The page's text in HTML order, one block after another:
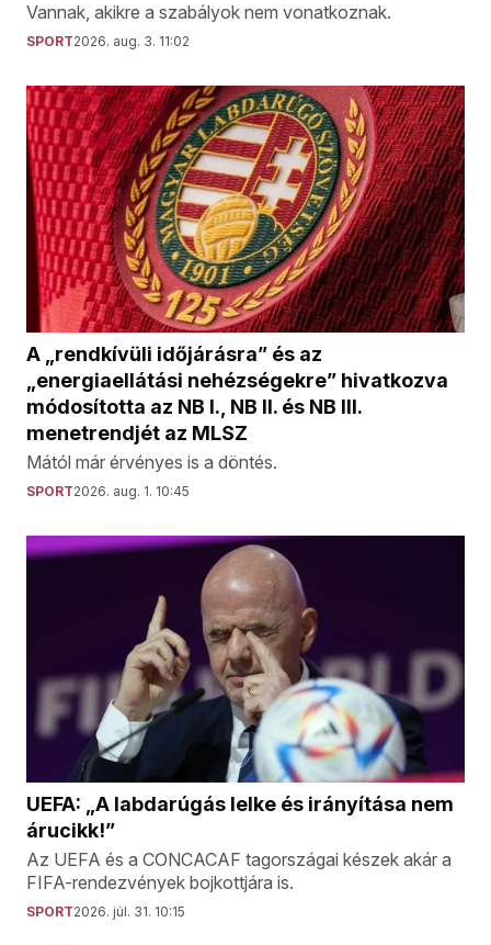
Vannak, akikre a szabályok nem vonatkoznak.
SPORT2026. aug. 3. 11:02
A „rendkívüli időjárásra” és az
„energiaellátási nehézségekre” hivatkozva
módosította az NB I., NB II. és NB III.
menetrendjét az MLSZ
Mától már érvényes is a döntés.
SPORT2026. aug. 1. 10:45
UEFA: „A labdarúgás lelke és irányítása nem
árucikk!”
Az UEFA és a CONCACAF tagországai készek akár a
FIFA-rendezvények bojkottjára is.
SPORT2026. júl. 31. 10:15